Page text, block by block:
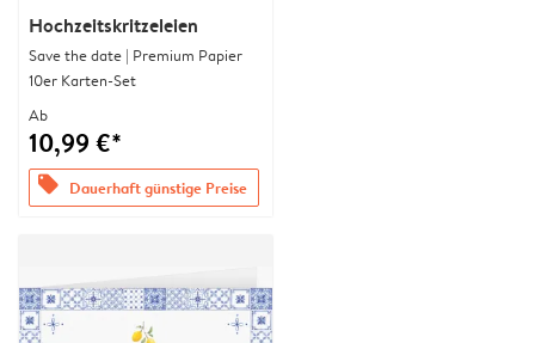
Hochzeitskritzeleien
Save the date | Premium Papier
10er Karten-Set
Ab
10,99 €*
offers Dauerhaft günstige Preise